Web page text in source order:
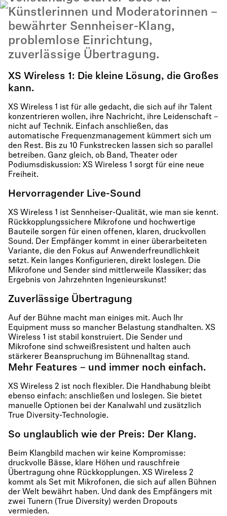
Künstlerinnen und Moderatorinnen –
bewährter Sennheiser-Klang,
problemlose Einrichtung,
zuverlässige Übertragung.
XS Wireless 1: Die kleine Lösung, die Großes
kann.
XS Wireless 1 ist für alle gedacht, die sich auf ihr Talent
konzentrieren wollen, ihre Nachricht, ihre Leidenschaft –
nicht auf Technik. Einfach anschließen, das
automatische Frequenzmanagement kümmert sich um
den Rest. Bis zu 10 Funkstrecken lassen sich so parallel
betreiben. Ganz gleich, ob Band, Theater oder
Podiumsdiskussion: XS Wireless 1 sorgt für eine neue
Freiheit.
Hervorragender Live-Sound
XS Wireless 1 ist Sennheiser-Qualität, wie man sie kennt.
Rückkopplungssichere Mikrofone und hochwertige
Bauteile sorgen für einen offenen, klaren, druckvollen
Sound. Der Empfänger kommt in einer überarbeiteten
Variante, die den Fokus auf Anwenderfreundlichkeit
setzt. Kein langes Konfigurieren, direkt loslegen. Die
Mikrofone und Sender sind mittlerweile Klassiker; das
Ergebnis von Jahrzehnten Ingenieurskunst!
Zuverlässige Übertragung
Auf der Bühne macht man einiges mit. Auch Ihr
Equipment muss so mancher Belastung standhalten. XS
Wireless 1 ist stabil konstruiert. Die Sender und
Mikrofone sind schweißresistent und halten auch
stärkerer Beanspruchung im Bühnenalltag stand.
Mehr Features – und immer noch einfach.
XS Wireless 2 ist noch flexibler. Die Handhabung bleibt
ebenso einfach: anschließen und loslegen. Sie bietet
manuelle Optionen bei der Kanalwahl und zusätzlich
True Diversity-Technologie.
So unglaublich wie der Preis: Der Klang.
Beim Klangbild machen wir keine Kompromisse:
druckvolle Bässe, klare Höhen und rauschfreie
Übertragung ohne Rückkopplungen. XS Wireless 2
kommt als Set mit Mikrofonen, die sich auf allen Bühnen
der Welt bewährt haben. Und dank des Empfängers mit
zwei Tunern (True Diversity) werden Dropouts
vermieden.